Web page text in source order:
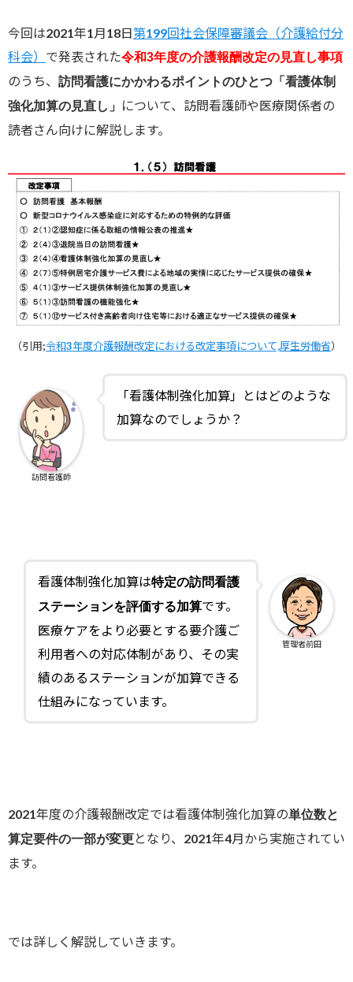
今回は2021年1月18日第199回社会保障審議会（介護給付分
科会） で発表された令和3年度の介護報酬改定の見直し事項
のうち、 訪問看護にかかわるポイントのひとつ「看護体制
強化加算の見直し」
について、訪問看護師や医療関係者の
読者さん向けに解説します。
（引用;令和3年度介護報酬改定における改定事項について,厚生労働省）
「看護体制強化加算」とはどのような
加算なのでしょうか？
訪問看護師
看護体制強化加算は特定の訪問看護
ステーションを評価する加算です。
医療ケアをより必要とする要介護ご
利用者への対応体制があり、その実
績のあるステーションが加算できる
仕組みになっています。
管理者前田
2021年度の介護報酬改定では看護体制強化加算の単位数と
算定要件の一部が変更となり、2021年4月から実施されてい
ます。
では詳しく解説していきます。